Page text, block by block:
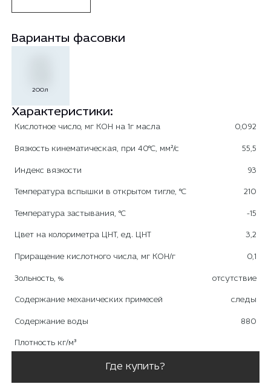
Варианты фасовки
200л
Характеристики:
Кислотное число, мг КОН на 1г масла 0,092
Вязкость кинематическая, при 40°С, мм²/с 55,5
Индекс вязкости 93
Температура вспышки в открытом тигле, °С 210
Температура застывания, °С -15
Цвет на колориметра ЦНТ, ед. ЦНТ 3,2
Приращение кислотного числа, мг КОН/г 0,1
Зольность, % отсутствие
Содержание механических примесей следы
Содержание воды 880
Плотность кг/м³
Где купить?